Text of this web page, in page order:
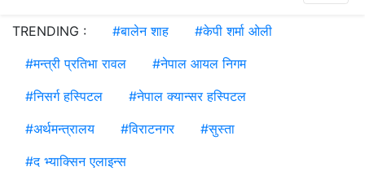
TRENDING : #बालेन शाह #केपी शर्मा ओली
#मन्त्री प्रतिभा रावल #नेपाल आयल निगम
#निसर्ग हस्पिटल #नेपाल क्यान्सर हस्पिटल
#अर्थमन्त्रालय #विराटनगर #सुस्ता
#द भ्याक्सिन एलाइन्स